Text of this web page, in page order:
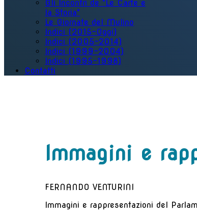
Gli Incontri de "Le Carte e
la Storia"
Le Giornate del Mulino
Indici (2015-Oggi)
Indici (2005-2014)
Indici (1999-2004)
Indici (1995-1998)
Contatti
Immagini e
FERNANDO VENTURINI
Immagini e rappresentazioni del